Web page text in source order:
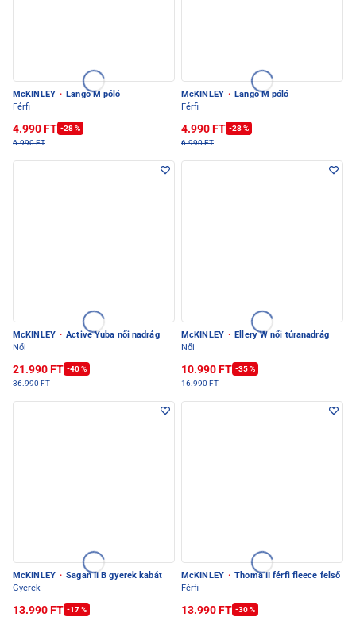
McKINLEY · Lango M póló
Férfi
4.990 FT -28 %
6.990 FT
McKINLEY · Lango M póló
Férfi
4.990 FT -28 %
6.990 FT
McKINLEY · Active Yuba női nadrág
Női
21.990 FT -40 %
36.990 FT
McKINLEY · Ellery W női túranadrág
Női
10.990 FT -35 %
16.990 FT
McKINLEY · Sagan II B gyerek kabát
Gyerek
13.990 FT -17 %
McKINLEY · Thoma II férfi fleece felső
Férfi
13.990 FT -30 %